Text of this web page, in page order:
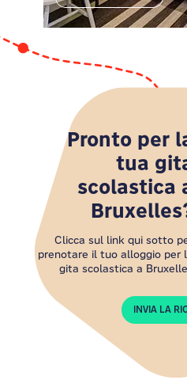
soggiorno sia semplice e di
indipendentemente dal
divertenti aree pubbliche
connessioni e, chissà, forse
dureranno tutta la vita.
uno dei nostri hotel
lascia che l'avventura abbia
Pronto per
tua
scolastica
Clicca sul link qui sotto
prenotare il tuo alloggio per
gita scolastica a
INVIA LA